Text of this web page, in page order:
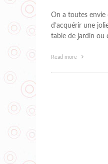
On a toutes envie
d’acquérir une
table de jardin ou
Read more